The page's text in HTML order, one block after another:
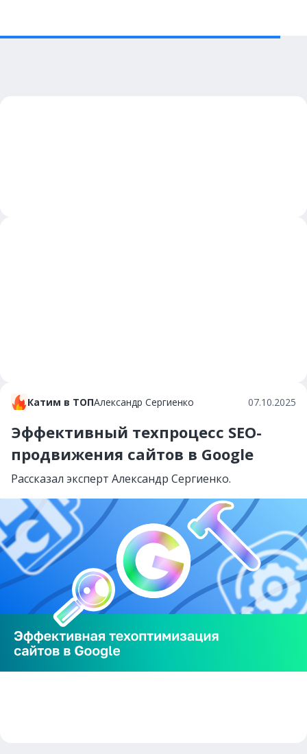
Катим в ТОПАлександр Сергиенко 07.10.2025
Эффективный техпроцесс SEO-
продвижения сайтов в Google
Рассказал эксперт Александр Сергиенко.